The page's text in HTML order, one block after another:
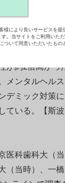
大大学院医歯
とした研究チ
で、孤独感の
て、新型コロ
が約2倍高かっ
メンタルヘル
デミック対策
ている。【斯波
医科歯科大（
（当時）、一
様により良いサービスを提
す。当サイトをご利用いた
ついて同意いただいたもの